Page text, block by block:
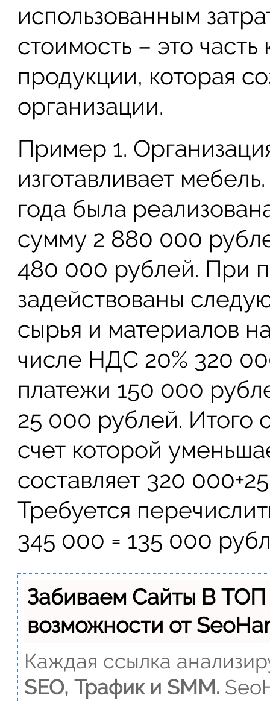
использованным
стоимость – это
продукции, которая
организации.
Пример 1.
изготавливает
года была
сумму 2 880 000
480 000 рублей. При
задействованы
сырья и материалов
числе НДС 20% 320
платежи 150 000
25 000 рублей. Итого
счет которой
составляет 320
Требуется
345 000 = 135 000
Забиваем Сайты В
возможности от
Каждая ссылка
SEO, Трафик и SMM.